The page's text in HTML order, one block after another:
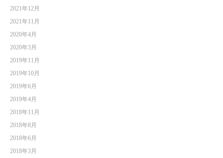
2021年12月
2021年11月
2020年4月
2020年3月
2019年11月
2019年10月
2019年6月
2019年4月
2018年11月
2018年8月
2018年6月
2018年3月